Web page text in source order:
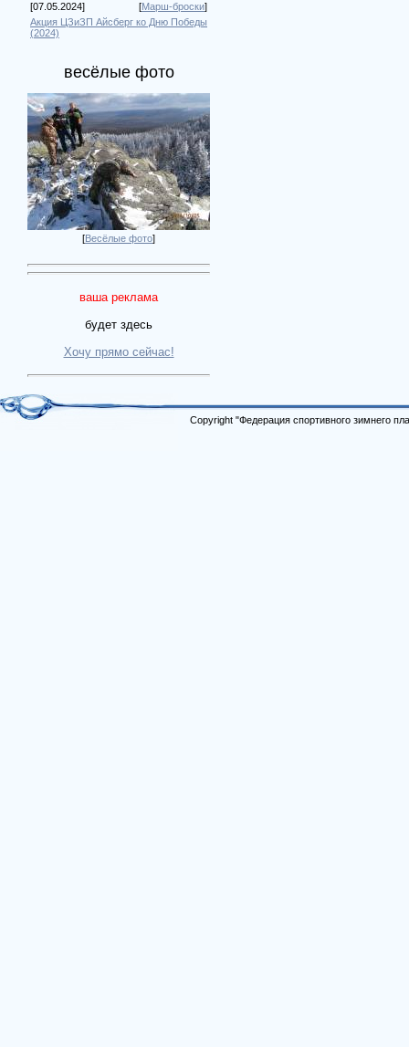
[07.05.2024] [Марш-броски]
Акция ЦЗиЗП Айсберг ко Дню Победы
(2024)
весёлые фото
[Весёлые фото]
ваша реклама
будет здесь
Хочу прямо сейчас!
Copyright "Федерация спортивного зимнего